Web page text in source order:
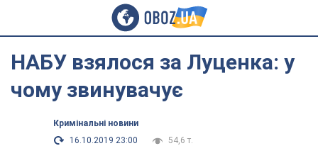
НАБУ взялося за Луценка: у
чому звинувачує
Кримінальні новини
16.10.2019 23:00
54,6 т.